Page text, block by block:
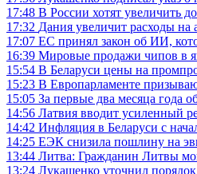
17:48 В России хотят увеличить
17:32 Дания увеличит расходы
17:07 ЕС принял закон об ИИ,
16:39 Мировые продажи чипов в
15:54 В Беларуси цены на
15:23 В Европарламенте
15:05 За первые два месяца года
14:56 Латвия вводит усиленный
14:42 Инфляция в Беларуси с
14:25 ЕЭК снизила пошлину на
13:44 Литва: Гражданин Литвы
13:24 Лукашенко уточнил